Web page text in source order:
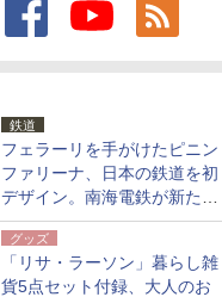
鉄道
フェラーリを手がけたピニン
ファリーナ、日本の鉄道を初
デザイン。南海電鉄が新たな
「空港特急」をなにわ筋線へ
導入
グッズ
「リサ・ラーソン」暮らし雑
貨5点セット付録、大人のお